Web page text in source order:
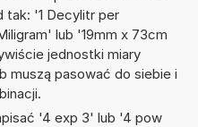
tak: '1 Decylitr per
lub '19mm x 73cm
jednostki miary
muszą pasować do siebie i
'4 exp 3' lub '4 pow